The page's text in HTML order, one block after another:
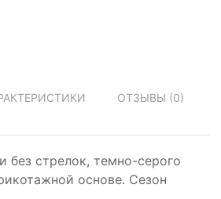
ОТЗЫВЫ (0)
стрелок, темно-серого
основе. Сезон